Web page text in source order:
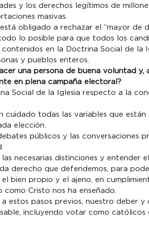
y los derechos legítimos de
masivas.
obligado a rechazar el “mayor de
lo posible para que todos los
en la Doctrina Social de la
y pueblos enteros.
una persona de buena voluntad y,
en plena campaña electoral?
Social de la Iglesia respecto a la
cuidado todas las variables que
elección.
públicos y las conversaciones
necesarias distinciones y entender
derecho que defendemos, para
bien propio y el ajeno, en
como Cristo nos ha enseñado.
estos pasos previos, nuestro deber
incluyendo votar como católicos